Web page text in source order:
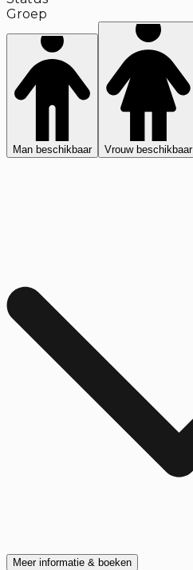
Groep
Man beschikbaar Vrouw beschikbaar
Meer informatie & boeken